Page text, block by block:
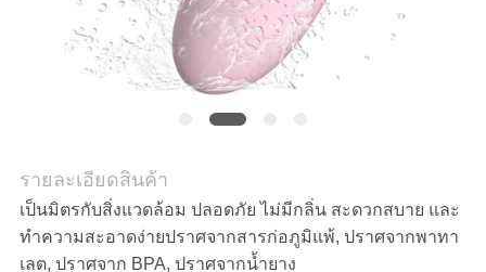
รายละเอียดสินค้า
เป็นมิตรกับสิ่งแวดล้อม ปลอดภัย ไม่มีกลิ่น สะดวกสบาย และ
ทำความสะอาดง่ายปราศจากสารก่อภูมิแพ้, ปราศจากพาทา
เลต, ปราศจาก BPA, ปราศจากน้ำยาง